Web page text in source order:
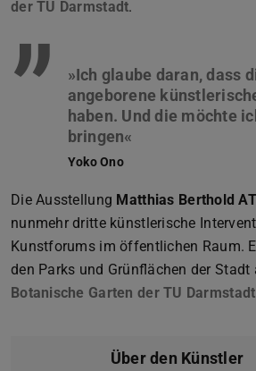
der TU Darmstadt.
”
»Ich glaube daran, dass
angeborene
haben. Und die möchte
Yoko Ono
Die Ausstellung Matthias Berthold
nunmehr dritte künstlerische
Kunstforums im öffentlichen Raum.
den Parks und Grünflächen der Stadt
Botanische Garten der TU Darmstadt
Über den Künstler